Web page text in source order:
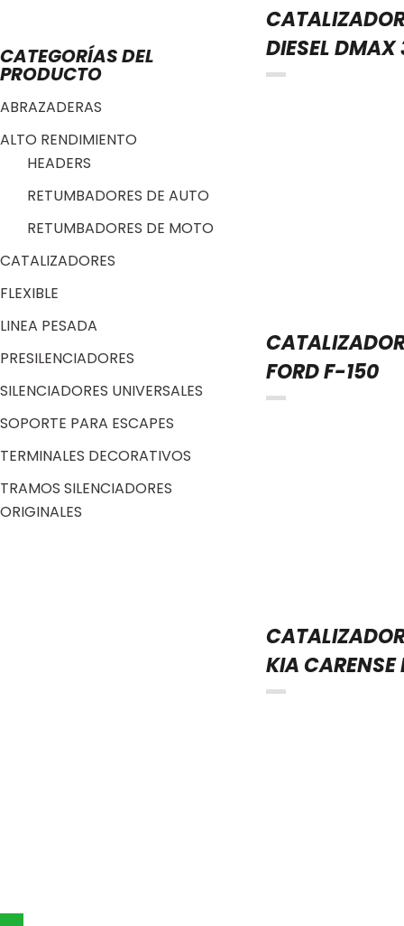
CATEGORÍAS DEL
PRODUCTO
ABRAZADERAS
ALTO RENDIMIENTO
HEADERS
RETUMBADORES DE AUTO
RETUMBADORES DE MOTO
CATALIZADORES
FLEXIBLE
LINEA PESADA
PRESILENCIADORES
SILENCIADORES UNIVERSALES
SOPORTE PARA ESCAPES
TERMINALES DECORATIVOS
TRAMOS SILENCIADORES
ORIGINALES
DIESEL DMAX
FORD F-150
KIA CARENSE